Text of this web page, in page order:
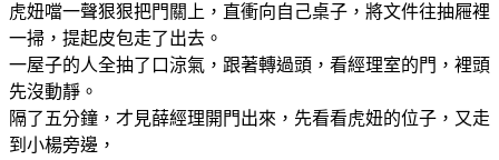
虎妞噹一聲狠狠把門關上，直衝向自己桌子，將文件往抽屜裡
一掃，提起皮包走了出去。
一屋子的人全抽了口涼氣，跟著轉過頭，看經理室的門，裡頭
先沒動靜。
隔了五分鐘，才見薛經理開門出來，先看看虎妞的位子，又走
到小楊旁邊，